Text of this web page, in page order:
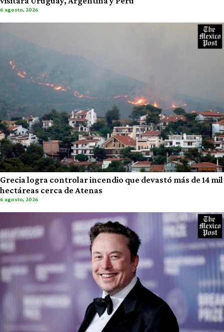
6 agosto, 2026
Grecia logra controlar incendio que devastó más de 14 mil
hectáreas cerca de Atenas
6 agosto, 2026